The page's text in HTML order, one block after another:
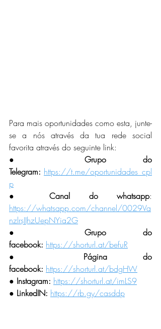
Para mais oportunidades como esta, junte-
se a nós através da tua rede social
favorita através do seguinte link:
●
Grupo do
Telegram: https://t.me/oportunidades_cpl
p
● Canal do whatsapp
https://whatsapp.com/channel/0029Va
nzlrsJJhzUepNYia2G
● Grupo do
facebook: https://shorturl.at/befuR
● Página do
facebook: https://shorturl.at/bdgHW
● Instagram: https://shorturl.at/imLS9
● LinkedIN: https://rb.gy/casddp